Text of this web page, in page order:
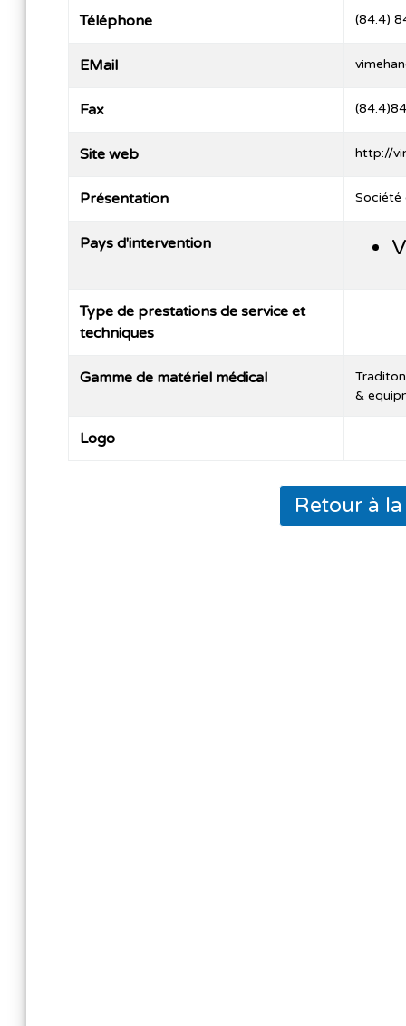
Téléphone (84.4)
EMail
Fax
Site web http://
Présentation Société
Pays d'intervention
Type de prestations de service et
techniques
Gamme de matériel médical
&
Logo
Retour à